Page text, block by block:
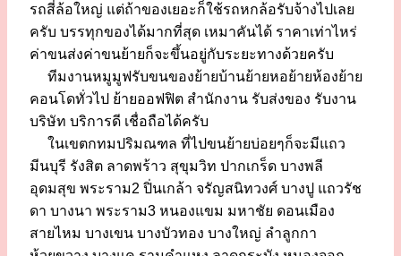
รถสี่ล้อใหญ่ แต่ถ้าของเยอะก็ใช้รถหกล้อรับจ้างไปเลย
ครับ บรรทุกของได้มากที่สุด เหมาคันได้ ราคาเท่าไหร่
ค่าขนส่งค่าขนย้ายก็จะขึ้นอยู่กับระยะทางด้วยครับ
ทีมงานหมูมูฟรับขนของย้ายบ้านย้ายหอย้ายห้องย้าย
คอนโดทั่วไป ย้ายออฟฟิต สำนักงาน รับส่งของ รับงาน
บริษัท บริการดี เชื่อถือได้ครับ
ในเขตกทมปริมณฑล ที่ไปขนย้ายบ่อยๆก็จะมีแถว
มีนบุรี รังสิต ลาดพร้าว สุขุมวิท ปากเกร็ด บางพลี
อุดมสุข พระราม2 ปิ่นเกล้า จรัญสนิทวงศ์ บางปู แถวรัช
ดา บางนา พระราม3 หนองแขม มหาชัย ดอนเมือง
สายไหม บางเขน บางบัวทอง บางใหญ่ ลำลูกกา